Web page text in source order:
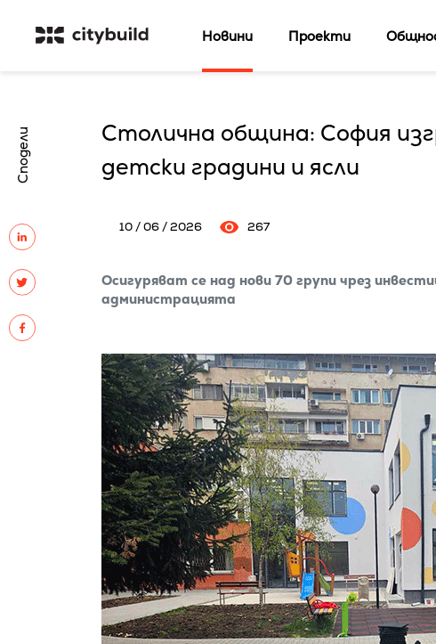
Новини Проекти
Сподели
Столична община: София
детски градини и ясли
10 / 06 / 2026 267
Осигуряват се над нови 70 групи чрез
администрацията